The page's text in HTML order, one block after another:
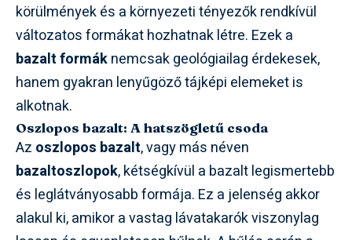
körülmények és a környezeti tényezők rendkívül
változatos formákat hozhatnak létre. Ezek a
bazalt formáknemcsak geológiailag érdekesek,
hanem gyakran lenyűgöző tájképi elemeket is
alkotnak.
Oszlopos bazalt: A hatszögletű csoda
Az oszlopos bazalt, vagy más néven
bazaltoszlopok, kétségkívül a bazalt legismertebb
és leglátványosabb formája. Ez a jelenség akkor
alakul ki, amikor a vastag lávatakarók viszonylag